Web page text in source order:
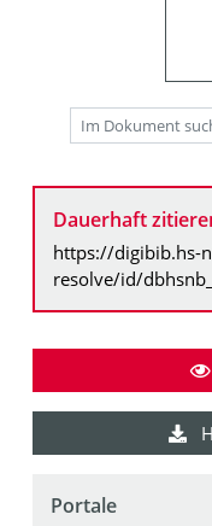
Dauerhaft
https://digibib.hs-
resolve/id/
Portale